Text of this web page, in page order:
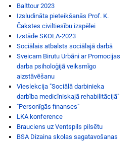
Balttour 2023
Izsludināta pieteikšanās Prof. K.
Čakstes civiltiesību izspēlei
Izstāde SKOLA-2023
Sociālais atbalsts sociālajā darbā
Sveicam Birutu Urbāni ar Promocijas
darba psiholoģijā veiksmīgo
aizstāvēšanu
Vieslekcija "Sociālā darbinieka
darbība medicīniskajā rehabilitācijā"
"Personīgās finanses"
LKA konference
Brauciens uz Ventspils pilsētu
BSA Dizaina skolas sagatavošanas